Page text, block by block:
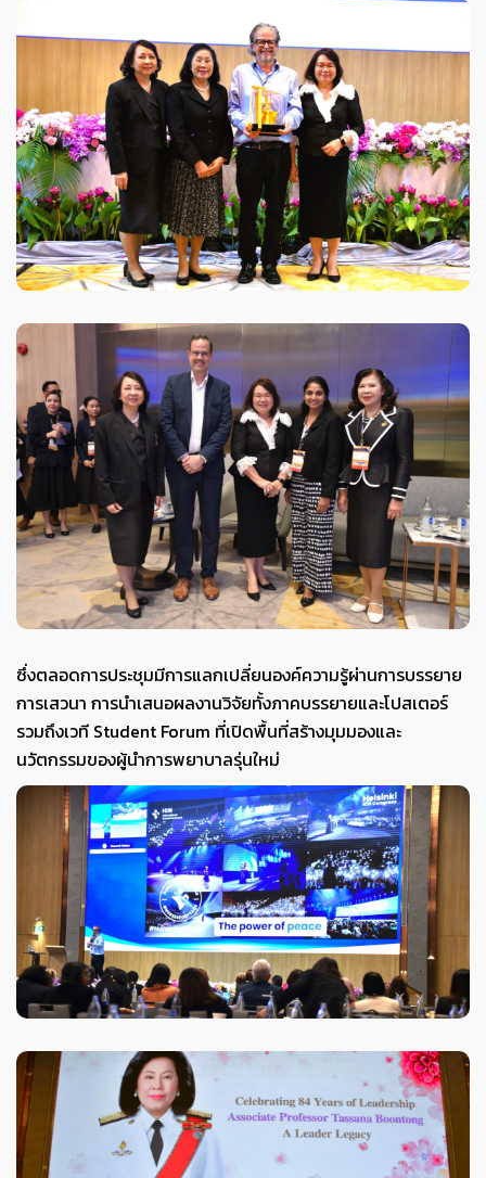
ซึ่งตลอดการประชุมมีการแลกเปลี่ยนองค์ความรู้ผ่านการบรรยาย
การเสวนา การนำเสนอผลงานวิจัยทั้งภาคบรรยายและโปสเตอร์
รวมถึงเวที Student Forum ที่เปิดพื้นที่สร้างมุมมองและ
นวัตกรรมของผู้นำการพยาบาลรุ่นใหม่